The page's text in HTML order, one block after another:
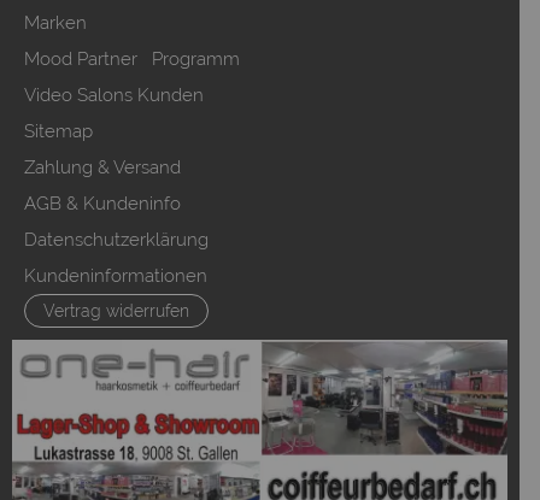
Marken
Mood Partner Programm
Video Salons Kunden
Sitemap
Zahlung & Versand
AGB & Kundeninfo
Datenschutzerklärung
Kundeninformationen
Vertrag widerrufen